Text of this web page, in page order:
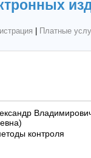
Платные
контроля